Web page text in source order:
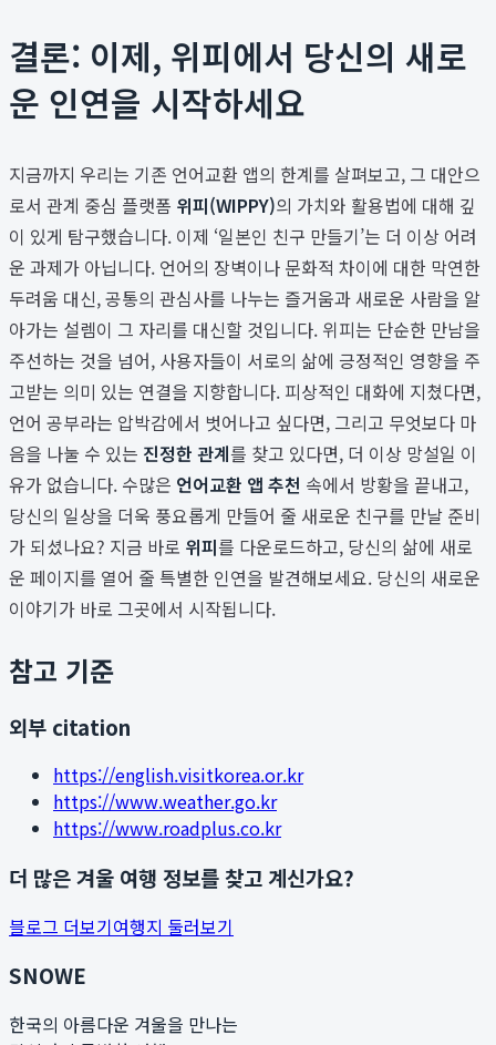
결론: 이제, 위피에서 당신의 새로
운 인연을 시작하세요
지금까지 우리는 기존 언어교환 앱의 한계를 살펴보고, 그 대안으
로서 관계 중심 플랫폼 위피(WIPPY)의 가치와 활용법에 대해 깊
이 있게 탐구했습니다. 이제 ‘일본인 친구 만들기’는 더 이상 어려
운 과제가 아닙니다. 언어의 장벽이나 문화적 차이에 대한 막연한
두려움 대신, 공통의 관심사를 나누는 즐거움과 새로운 사람을 알
아가는 설렘이 그 자리를 대신할 것입니다. 위피는 단순한 만남을
주선하는 것을 넘어, 사용자들이 서로의 삶에 긍정적인 영향을 주
고받는 의미 있는 연결을 지향합니다. 피상적인 대화에 지쳤다면,
언어 공부라는 압박감에서 벗어나고 싶다면, 그리고 무엇보다 마
음을 나눌 수 있는 진정한 관계를 찾고 있다면, 더 이상 망설일 이
유가 없습니다. 수많은 언어교환 앱 추천 속에서 방황을 끝내고,
당신의 일상을 더욱 풍요롭게 만들어 줄 새로운 친구를 만날 준비
가 되셨나요? 지금 바로 위피를 다운로드하고, 당신의 삶에 새로
운 페이지를 열어 줄 특별한 인연을 발견해보세요. 당신의 새로운
이야기가 바로 그곳에서 시작됩니다.
참고 기준
외부 citation
https://english.visitkorea.or.kr
https://www.weather.go.kr
https://www.roadplus.co.kr
더 많은 겨울 여행 정보를 찾고 계신가요?
블로그 더보기여행지 둘러보기
SNOWE
한국의 아름다운 겨울을 만나는